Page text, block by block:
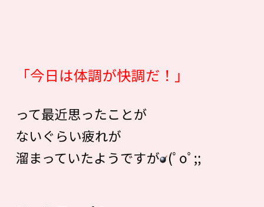
「今日は体調が快調だ！」
って最近思ったことが
ないぐらい疲れが
溜まっていたようですが (ﾟoﾟ;;